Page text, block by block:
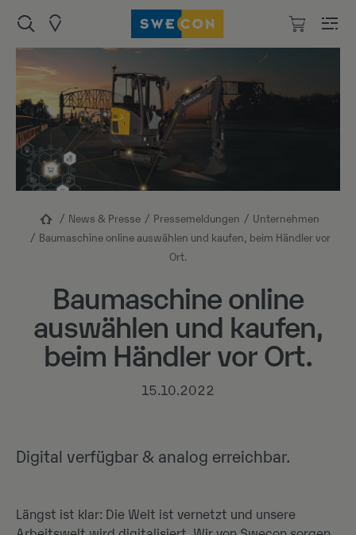
News & Presse Pressemeldungen
Unternehmen
Baumaschine online auswählen und kaufen, beim Händler vor
Ort.
Baumaschine online
auswählen und kaufen,
beim Händler vor Ort.
15.10.2022
Digital verfügbar & analog erreichbar.
Längst ist klar: Die Welt ist vernetzt und unsere